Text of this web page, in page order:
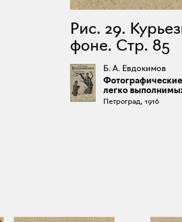
Рис. 29. Курьезные снимки на черном
фоне. Стр. 85
Б. А. Евдокимов
легко
Петроград, 1916